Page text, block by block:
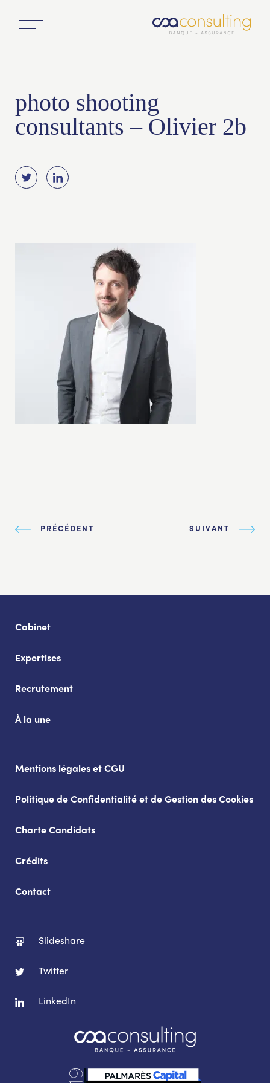
photo shooting
consultants – Olivier 2b
PRÉCÉDENT SUIVANT
Cabinet
Expertises
Recrutement
À la une
Mentions légales et CGU
Politique de Confidentialité et de Gestion des Cookies
Charte Candidats
Crédits
Contact
Slideshare
Twitter
LinkedIn